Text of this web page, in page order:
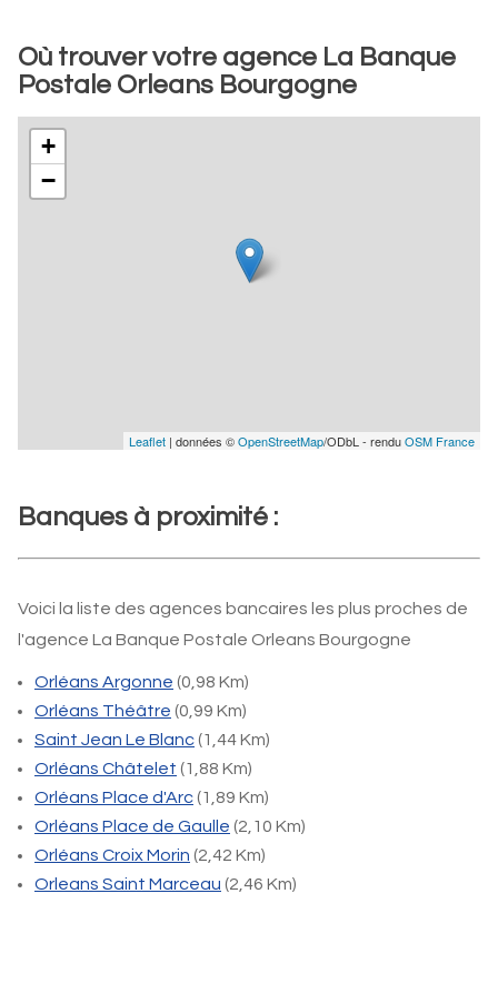
Où trouver votre agence La Banque
Postale Orleans Bourgogne
+
−
Leaflet | données ©OpenStreetMap/ODbL - renduOSM France
Banques à proximité :
Voici la liste des agences bancaires les plus proches de
l'agence La Banque Postale Orleans Bourgogne
Orléans Argonne (0,98 Km)
Orléans Théâtre (0,99 Km)
Saint Jean Le Blanc(1,44 Km)
Orléans Châtelet (1,88 Km)
Orléans Place d'Arc(1,89 Km)
Orléans Place de Gaulle (2,10 Km)
Orléans Croix Morin (2,42 Km)
Orleans Saint Marceau (2,46 Km)